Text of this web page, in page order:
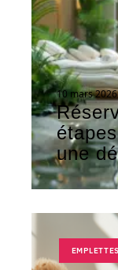
10 mars 2026
une
EMPLETTES